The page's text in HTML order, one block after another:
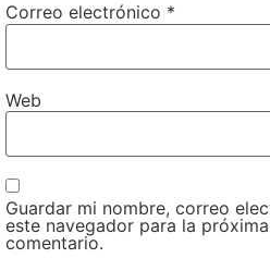
Correo electrónico *
Web
Guardar mi nombre, correo
este navegador para la
comentario.